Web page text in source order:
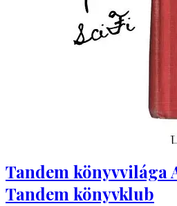
Tandem könyvvilága
Tandem könyvklub